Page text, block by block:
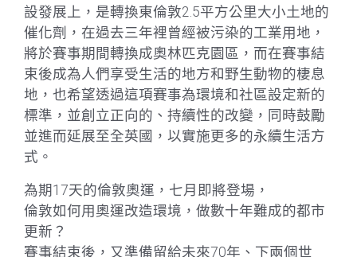
設發展上，是轉換東倫敦2.5平方公里大小土地的
催化劑，在過去三年裡曾經被污染的工業用地，
將於賽事期間轉換成奧林匹克園區，而在賽事結
束後成為人們享受生活的地方和野生動物的棲息
地，也希望透過這項賽事為環境和社區設定新的
標準，並創立正向的、持續性的改變，同時鼓勵
並進而延展至全英國，以實施更多的永續生活方
式。
為期17天的倫敦奧運，七月即將登場，
倫敦如何用奧運改造環境，做數十年難成的都市
更新？
賽事結束後，又準備留給未來70年、下兩個世